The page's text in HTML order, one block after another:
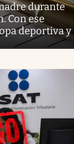
durante
Con ese
deportiva y